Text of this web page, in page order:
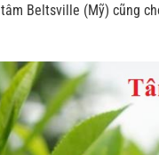
Beltsville (Mỹ) cũng